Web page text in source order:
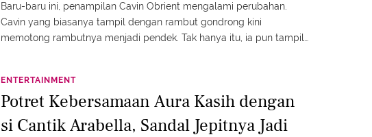
Baru-baru ini, penampilan Cavin Obrient mengalami perubahan.
Cavin yang biasanya tampil dengan rambut gondrong kini
memotong rambutnya menjadi pendek. Tak hanya itu, ia pun tampil
ENTERTAINMENT
Potret Kebersamaan Aura Kasih dengan
si Cantik Arabella, Sandal Jepitnya Jadi